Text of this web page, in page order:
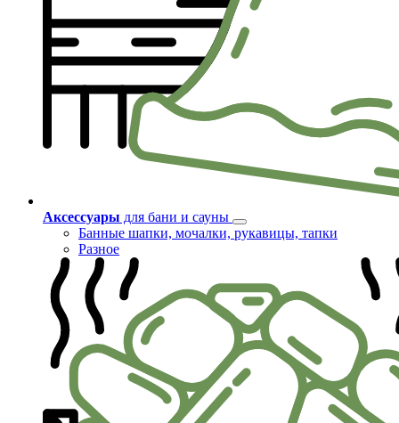
Аксессуары для бани и сауны
Банные шапки, мочалки, рукавицы, тапки
Разное